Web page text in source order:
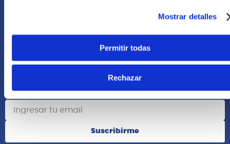
Mostrar detalles
Permitir todas
Rechazar
Suscribete
Suscribirme